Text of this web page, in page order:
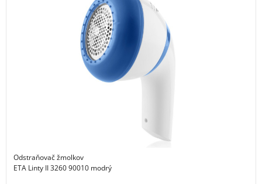
Odstraňovač žmolkov
ETA Linty II 3260 90010 modrý